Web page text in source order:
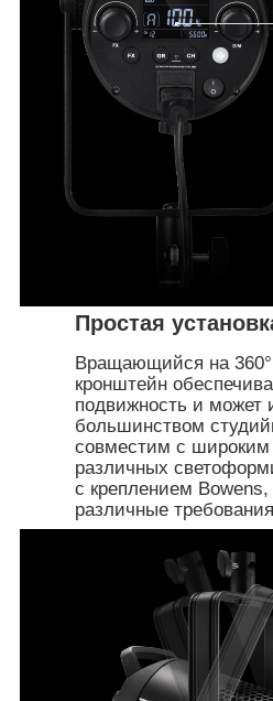
Простая
Вращающийся на
кронштейн
подвижность и может
большинством
совместим с широким
различных
с креплением Bowens,
различные